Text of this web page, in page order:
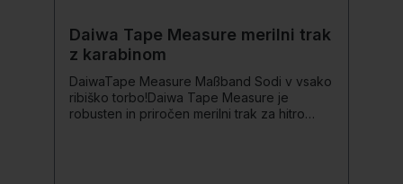
Daiwa Tape Measure merilni trak
z karabinom
DaiwaTape Measure Maßband Sodi v vsako
ribiško torbo!Daiwa Tape Measure je
robusten in priročen merilni trak za hitro